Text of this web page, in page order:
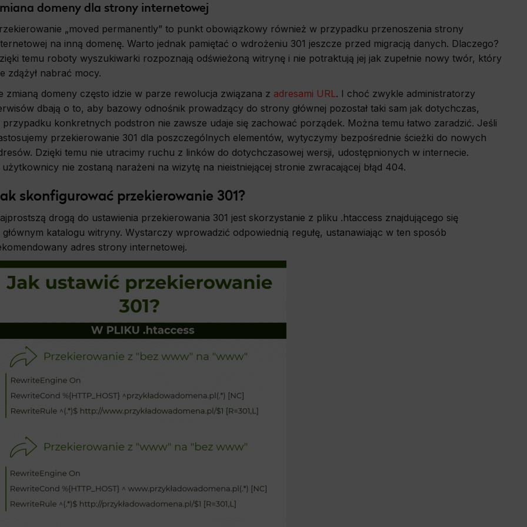
data used to collect information to analyze site traffic and how users use the site, how they came to the site,
aggregate demographic statistics about users. Analytical cookies and similar technologies allow us to
effectiveness of actions taken and content presented.
for displaying personalized ads that may be of interest to the user based on browsing history and
profile the user, providing him or her with the marketing, advertising and retargeting content deemed most
domeny dla strony internetowej
„moved permanently” to punkt obowiązkowy również w przypadku przenoszenia strony
na inną domenę. Warto jednak pamiętać o wdrożeniu 301 jeszcze przed migracją danych. Dlaczego?
temu roboty wyszukiwarki rozpoznają odświeżoną witrynę i nie potraktują jej jak zupełnie nowy twór, który
zdążył nabrać mocy.
zmianą domeny często idzie w parze rewolucja związana z adresami URL . I choć zwykle administratorzy
dbają o to, aby bazowy odnośnik prowadzący do strony głównej pozostał taki sam jak dotychczas,
przypadku konkretnych podstron nie zawsze udaje się zachować porządek. Można temu łatwo zaradzić. Jeśli
przekierowanie 301 dla poszczególnych elementów, wytyczymy bezpośrednie ścieżki do nowych
Dzięki temu nie utracimy ruchu z linków do dotychczasowej wersji, udostępnionych w internecie.
użytkownicy nie zostaną narażeni na wizytę na nieistniejącej stronie zwracającej błąd 404.
skonfigurować przekierowanie 301?
drogą do ustawienia przekierowania 301 jest skorzystanie z pliku .htaccess znajdującego się
głównym katalogu witryny. Wystarczy wprowadzić odpowiednią regułę, ustanawiając w ten sposób
adres strony internetowej.